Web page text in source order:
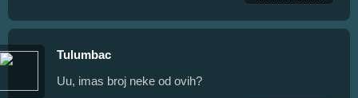
Tulumbac
Uu, imas broj neke od ovih?